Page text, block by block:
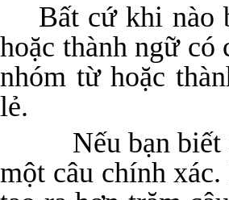
Bất cứ khi nào
hoặc thành ngữ
nhóm từ hoặc
lẻ.
Nếu bạn biết
một câu chính